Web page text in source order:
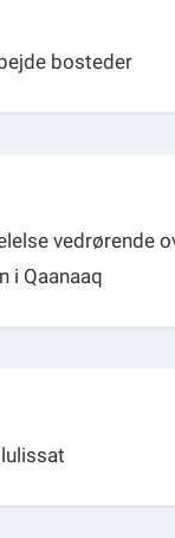
bosteder
vedrørende
i Qaanaaq